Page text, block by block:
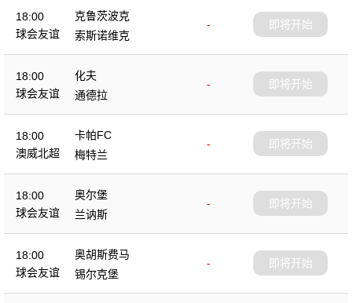
18:00
球会友谊
克鲁茨波克
-
索斯诺维克
即将开始
18:00
球会友谊
化夫
-
通德拉
即将开始
18:00
澳威北超
卡帕FC
-
梅特兰
即将开始
18:00
球会友谊
奥尔堡
-
兰讷斯
即将开始
18:00
球会友谊
奥胡斯费马
-
锡尔克堡
即将开始